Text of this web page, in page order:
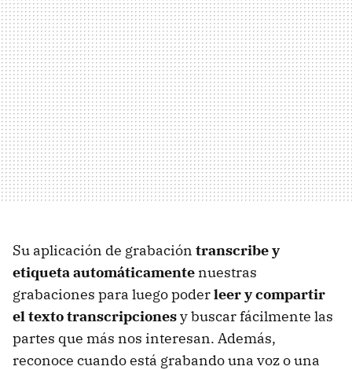
Su aplicación de grabación transcribe y
etiqueta automáticamente nuestras
grabaciones para luego poderleer y compartir
el texto transcripcionesy buscar fácilmente las
partes que más nos interesan. Además,
reconoce cuando está grabando una voz o una